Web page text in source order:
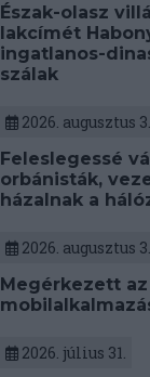
Észak-olasz
lakcímét
ingatlanos-
szálak
2026. augusztus 3.
Feleslegessé
orbánisták,
házalnak a
2026. augusztus 3.
Megérkezett
2026. július 31.